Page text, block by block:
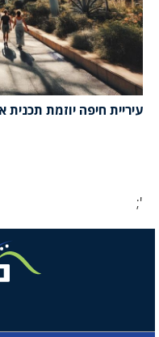
עיריית חיפה יוזמת תכנית
';